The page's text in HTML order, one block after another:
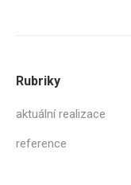
Rubriky
aktuální realizace
reference